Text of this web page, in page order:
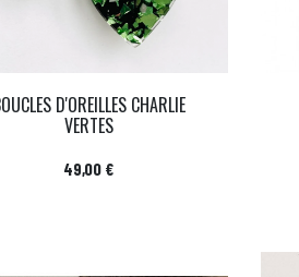
D'OREILLES CHARLIE
VERTES
Prix
49,00 €